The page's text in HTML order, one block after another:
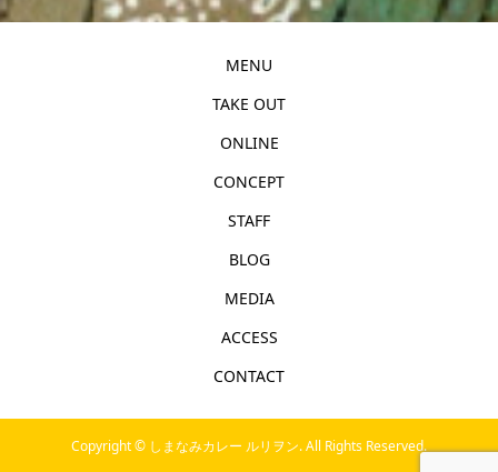
MENU
TAKE OUT
ONLINE
CONCEPT
STAFF
BLOG
MEDIA
ACCESS
CONTACT
Copyright © しまなみカレー ルリヲン. All Rights Reserved.